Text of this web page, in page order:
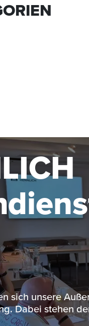
sich unsere
Dabei stehen